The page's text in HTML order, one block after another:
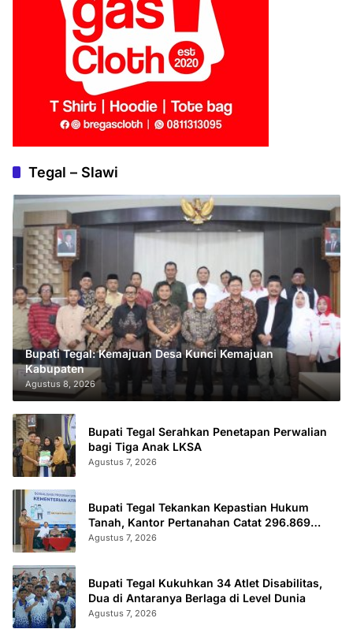
Tegal – Slawi
Bupati Tegal: Kemajuan Desa Kunci Kemajuan
Kabupaten
Agustus 8, 2026
Bupati Tegal Serahkan Penetapan Perwalian
bagi Tiga Anak LKSA
Agustus 7, 2026
Bupati Tegal Tekankan Kepastian Hukum
Tanah, Kantor Pertanahan Catat 296.869
Sertifikat Terbit
Agustus 7, 2026
Bupati Tegal Kukuhkan 34 Atlet Disabilitas,
Dua di Antaranya Berlaga di Level Dunia
Agustus 7, 2026